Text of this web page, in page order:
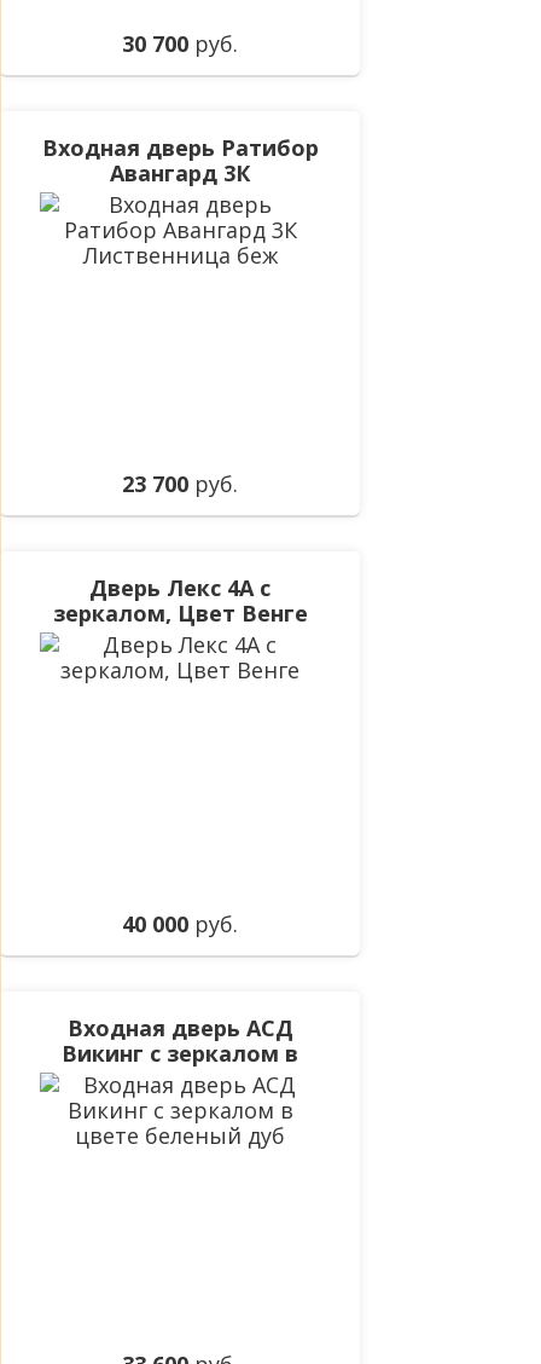
30 700 руб.
Входная дверь Ратибор
Авангард 3К
Лиственница беж
23 700 руб.
Дверь Лекс 4A с
зеркалом, Цвет Венге
40 000 руб.
Входная дверь АСД
Викинг с зеркалом в
цвете беленый дуб